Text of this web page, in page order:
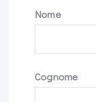
Nome
Cognome